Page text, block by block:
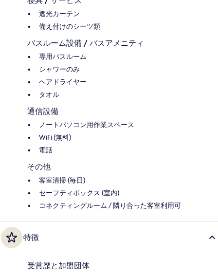
遮光カーテン
備え付けのシーツ類
バスルーム設備 / バスアメニティ
専用バスルーム
シャワーのみ
ヘアドライヤー
タオル
通信設備
ノートパソコン用作業スペース
WiFi (無料)
電話
その他
客室清掃 (毎日)
セーフティボックス (室内)
コネクティングルーム / 隣り合った客室利用可
特徴
受賞歴と加盟団体